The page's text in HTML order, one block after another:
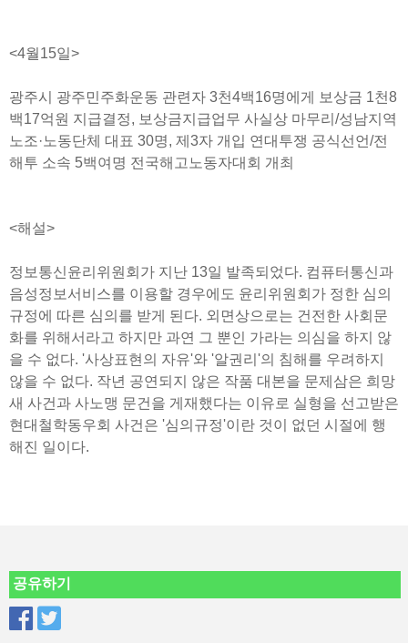
<4월15일>
광주시 광주민주화운동 관련자 3천4백16명에게 보상금 1천8
백17억원 지급결정, 보상금지급업무 사실상 마무리/성남지역
노조·노동단체 대표 30명, 제3자 개입 연대투쟁 공식선언/전
해투 소속 5백여명 전국해고노동자대회 개최
<해설>
정보통신윤리위원회가 지난 13일 발족되었다. 컴퓨터통신과
음성정보서비스를 이용할 경우에도 윤리위원회가 정한 심의
규정에 따른 심의를 받게 된다. 외면상으로는 건전한 사회문
화를 위해서라고 하지만 과연 그 뿐인 가라는 의심을 하지 않
을 수 없다. '사상표현의 자유'와 '알권리'의 침해를 우려하지
않을 수 없다. 작년 공연되지 않은 작품 대본을 문제삼은 희망
새 사건과 사노맹 문건을 게재했다는 이유로 실형을 선고받은
현대철학동우회 사건은 '심의규정'이란 것이 없던 시절에 행
해진 일이다.
공유하기